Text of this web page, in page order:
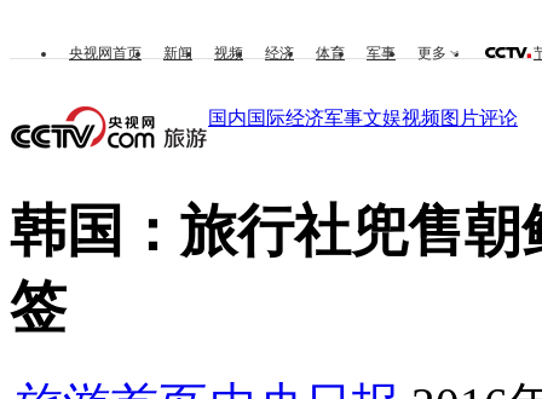
央视网首页 新闻 视频 经济 体育 军事 更多
国内国际经济军事文娱视频图片评论
韩国：旅行社兜售
签